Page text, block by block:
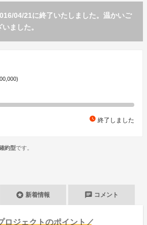
04/21に終了いたしました。温かいご
ました。
watch_later 終了しました
約型です。
stars 新着情報 chat コメント
ロジェクトのポイント／